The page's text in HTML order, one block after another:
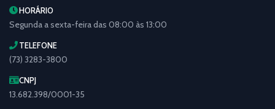
HORÁRIO
Segunda a sexta-feira das 08:00 às 13:00
TELEFONE
(73) 3283-3800
CNPJ
13.682.398/0001-35